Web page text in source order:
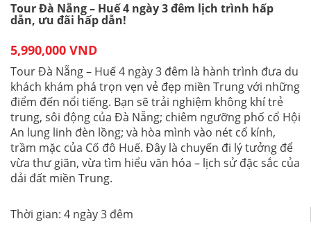
Tour Đà Nẵng – Huế 4 ngày 3 đêm lịch trình hấp
dẫn, ưu đãi hấp dẫn!
5,990,000 VND
Tour Đà Nẵng – Huế 4 ngày 3 đêm là hành trình đưa du
khách khám phá trọn vẹn vẻ đẹp miền Trung với những
điểm đến nổi tiếng. Bạn sẽ trải nghiệm không khí trẻ
trung, sôi động của Đà Nẵng; chiêm ngưỡng phố cổ Hội
An lung linh đèn lồng; và hòa mình vào nét cổ kính,
trầm mặc của Cố đô Huế. Đây là chuyến đi lý tưởng để
vừa thư giãn, vừa tìm hiểu văn hóa – lịch sử đặc sắc của
dải đất miền Trung.
Thời gian: 4 ngày 3 đêm